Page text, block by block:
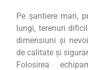
Pe șantiere mari,
lungi, terenuri
dimensiuni și
de calitate și
Folosirea